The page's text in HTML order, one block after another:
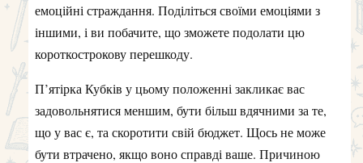
емоційні страждання. Поділіться своїми емоціями з
іншими, і ви побачите, що зможете подолати цю
короткострокову перешкоду.
П’ятірка Кубків у цьому положенні закликає вас
задовольнятися меншим, бути більш вдячними за те,
що у вас є, та скоротити свій бюджет. Щось не може
бути втрачено, якщо воно справді ваше. Причиною